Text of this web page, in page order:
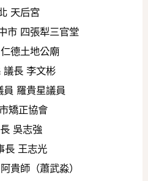
天后宮
市 四張犁三官堂
德土地公廟
議長 李文彬
羅貴星議員
矯正協會
吳志強
長 王志光
貴師（蕭武淼）